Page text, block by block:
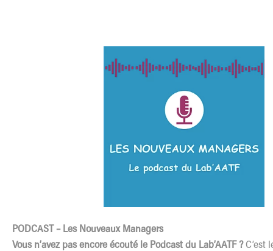
PODCAST – Les Nouveaux Managers
Vous n’avez pas encore écouté le Podcast du Lab’AATF ?C’est